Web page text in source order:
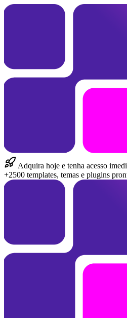
Adquira hoje e tenha acesso
+2500 templates, temas e plugins